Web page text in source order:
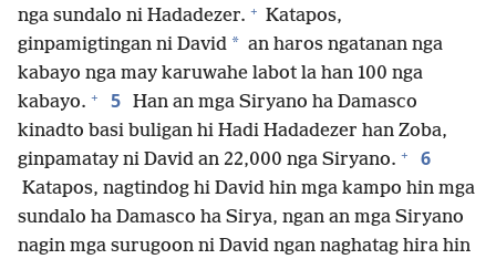
nga sundalo ni Hadadezer. + Katapos,
ginpamigtingan ni David * an haros ngatanan nga
kabayo nga may karuwahe labot la han 100 nga
kabayo. + 5 Han an mga Siryano ha Damasco
kinadto basi buligan hi Hadi Hadadezer han Zoba,
ginpamatay ni David an 22,000 nga Siryano. + 6
Katapos, nagtindog hi David hin mga kampo hin mga
sundalo ha Damasco ha Sirya, ngan an mga Siryano
nagin mga surugoon ni David ngan naghatag hira hin